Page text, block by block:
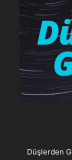
Düşlerden